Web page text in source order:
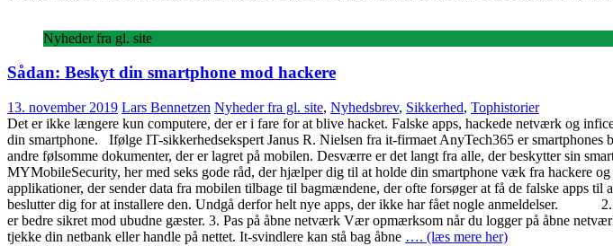
Nyheder fra gl. site
Sådan: Beskyt din smartphone mod hackere
13. november 2019 Lars Bennetzen Nyheder fra gl. site, Nyhedsbrev, Sikkerhed, Tophistorier
Det er ikke længere kun computere, der er i fare for at blive hacket. Falske apps, hackede netværk og
din smartphone. Ifølge IT-sikkerhedsekspert Janus R. Nielsen fra it-firmaet AnyTech365 er
andre følsomme dokumenter, der er lagret på mobilen. Desværre er det langt fra alle, der beskytter sin
MYMobileSecurity, her med seks gode råd, der hjælper dig til at holde din smartphone væk fra hackere
applikationer, der sender data fra mobilen tilbage til bagmændene, der ofte forsøger at få de falske apps
beslutter dig for at installere den. Undgå derfor helt nye apps, der ikke har fået nogle anmeldelser. 2.
er bedre sikret mod ubudne gæster. 3. Pas på åbne netværk Vær opmærksom når du logger på åbne
tjekke din netbank eller handle på nettet. It-svindlere kan stå bag åbne …. (læs mere her)